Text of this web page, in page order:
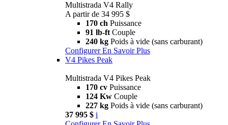
Multistrada V4 Rally
A partir de 34 995 $
170 ch Puissance
91 lb-ft Couple
240 kg Poids à vide (sans carburant)
Configurer En Savoir Plus
V4 Pikes Peak
Multistrada V4 Pikes Peak
170 cv Puissance
124 Kw Couple
227 kg Poids à vide (sans carburant)
37 995 $ i